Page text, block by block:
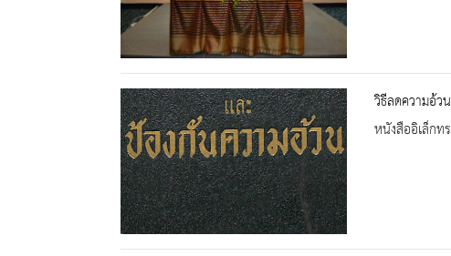
วิธีลดความอ้ว
หนังสืออิเล็กท